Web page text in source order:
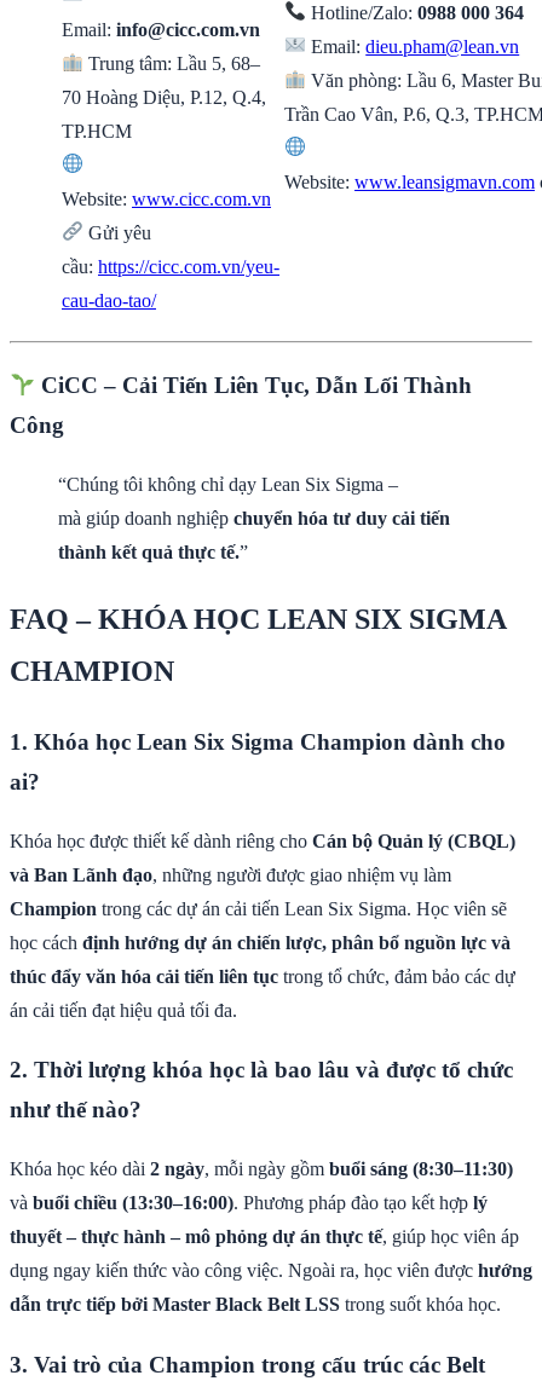
Email: info@cicc.com.vn
Trung tâm: Lầu 5, 68–
70 Hoàng Diệu, P.12, Q.4,
TP.HCM
Website: www.cicc.com.vn
Gửi yêu
cầu: https://cicc.com.vn/yeu-
cau-dao-tao/
Hotline/Zalo:0988 000 364
Email:dieu.pham@lean.vn
Văn phòng: Lầu 6, Master
Trần Cao Vân, P.6, Q.3,
Website: www.leansigmavn.com
CiCC – Cải Tiến Liên Tục, Dẫn Lối Thành
Công
“Chúng tôi không chỉ dạy Lean Six Sigma –
mà giúp doanh nghiệp chuyển hóa tư duy cải tiến
thành kết quả thực tế.”
FAQ – KHÓA HỌC LEAN SIX SIGMA
CHAMPION
1. Khóa học Lean Six Sigma Champion dành cho
ai?
Khóa học được thiết kế dành riêng cho Cán bộ Quản lý (CBQL)
và Ban Lãnh đạo, những người được giao nhiệm vụ làm
Champion trong các dự án cải tiến Lean Six Sigma. Học viên sẽ
học cách định hướng dự án chiến lược, phân bổ nguồn lực và
thúc đẩy văn hóa cải tiến liên tục trong tổ chức, đảm bảo các dự
án cải tiến đạt hiệu quả tối đa.
2. Thời lượng khóa học là bao lâu và được tổ chức
như thế nào?
Khóa học kéo dài 2 ngày, mỗi ngày gồm buổi sáng (8:30–11:30)
và buổi chiều (13:30–16:00). Phương pháp đào tạo kết hợp lý
thuyết – thực hành – mô phỏng dự án thực tế, giúp học viên áp
dụng ngay kiến thức vào công việc. Ngoài ra, học viên được hướng
dẫn trực tiếp bởi Master Black Belt LSS trong suốt khóa học.
3. Vai trò của Champion trong cấu trúc các Belt